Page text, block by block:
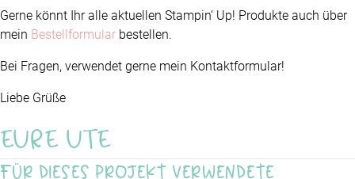
Gerne könnt Ihr alle aktuellen Stampin‘ Up! Produkte auch über
mein Bestellformular bestellen.
Bei Fragen, verwendet gerne mein Kontaktformular!
Liebe Grüße
EURE UTE
Für dieses Projekt verwendete